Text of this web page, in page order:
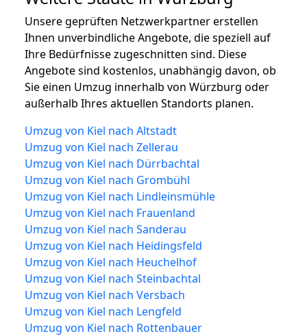
Unsere geprüften Netzwerkpartner erstellen
Ihnen unverbindliche Angebote, die speziell auf
Ihre Bedürfnisse zugeschnitten sind. Diese
Angebote sind kostenlos, unabhängig davon, ob
Sie einen Umzug innerhalb von Würzburg oder
außerhalb Ihres aktuellen Standorts planen.
Umzug von Kiel nach Altstadt
Umzug von Kiel nach Zellerau
Umzug von Kiel nach Dürrbachtal
Umzug von Kiel nach Grombühl
Umzug von Kiel nach Lindleinsmühle
Umzug von Kiel nach Frauenland
Umzug von Kiel nach Sanderau
Umzug von Kiel nach Heidingsfeld
Umzug von Kiel nach Heuchelhof
Umzug von Kiel nach Steinbachtal
Umzug von Kiel nach Versbach
Umzug von Kiel nach Lengfeld
Umzug von Kiel nach Rottenbauer